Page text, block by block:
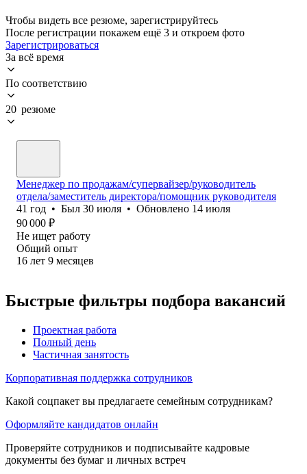
Чтобы видеть все резюме, зарегистрируйтесь
После регистрации покажем ещё 3 и откроем фото
Зарегистрироваться
За всё время
По соответствию
20 резюме
Менеджер по продажам/супервайзер/руководитель
отдела/заместитель директора/помощник руководителя
41 год • Был 30 июля • Обновлено 14 июля
90 000 ₽
Не ищет работу
Общий опыт
16 лет 9 месяцев
Быстрые фильтры подбора вакансий
Проектная работа
Полный день
Частичная занятость
Корпоративная поддержка сотрудников
Какой соцпакет вы предлагаете семейным сотрудникам?
Оформляйте кандидатов онлайн
Проверяйте сотрудников и подписывайте кадровые
документы без бумаг и личных встреч